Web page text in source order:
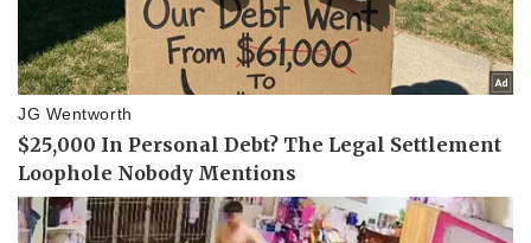
Thể thao
Bóng đá
Lịch thi đấu bóng đá
Thế giới thể thao
eSports
Hậu trường
Ô tô - Xe máy
Ô tô
Tư vấn